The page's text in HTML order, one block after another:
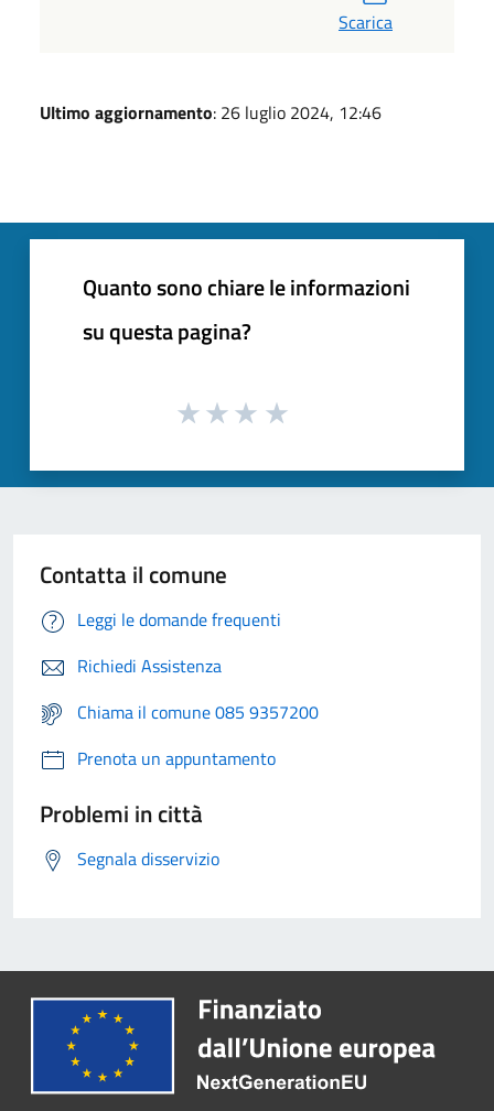
Scarica
Ultimo aggiornamento: 26 luglio 2024, 12:46
Quanto sono chiare le informazioni
su questa pagina?
Contatta il comune
Leggi le domande frequenti
Richiedi Assistenza
Chiama il comune 085 9357200
Prenota un appuntamento
Problemi in città
Segnala disservizio